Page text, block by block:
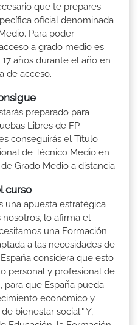
que te prepares
oficial denominada
Para poder
a grado medio es
años durante el año en
de acceso.
preparado para
Libres de FP.
conseguirás el Título
de Técnico Medio en
Grado Medio a distancia
curso
una apuesta estratégica
nosotros, lo afirma el
una Formación
a las necesidades de
considera que esto
personal y profesional de
para que España pueda
económico y
bienestar social." Y,